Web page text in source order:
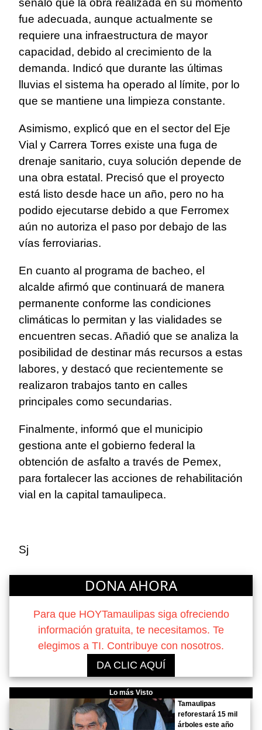
señaló que la obra realizada en su momento
fue adecuada, aunque actualmente se
requiere una infraestructura de mayor
capacidad, debido al crecimiento de la
demanda. Indicó que durante las últimas
lluvias el sistema ha operado al límite, por lo
que se mantiene una limpieza constante.
Asimismo, explicó que en el sector del Eje
Vial y Carrera Torres existe una fuga de
drenaje sanitario, cuya solución depende de
una obra estatal. Precisó que el proyecto
está listo desde hace un año, pero no ha
podido ejecutarse debido a que Ferromex
aún no autoriza el paso por debajo de las
vías ferroviarias.
En cuanto al programa de bacheo, el
alcalde afirmó que continuará de manera
permanente conforme las condiciones
climáticas lo permitan y las vialidades se
encuentren secas. Añadió que se analiza la
posibilidad de destinar más recursos a estas
labores, y destacó que recientemente se
realizaron trabajos tanto en calles
principales como secundarias.
Finalmente, informó que el municipio
gestiona ante el gobierno federal la
obtención de asfalto a través de Pemex,
para fortalecer las acciones de rehabilitación
vial en la capital tamaulipeca.
Sj
DONA AHORA
Para que HOYTamaulipas siga ofreciendo
información gratuita, te necesitamos. Te
elegimos a TI. Contribuye con nosotros.
DA CLIC AQUÍ
Lo más Visto
Tamaulipas
reforestará 15 mil
árboles este año